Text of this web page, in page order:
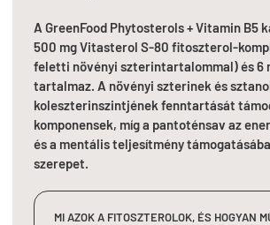
A GreenFood Phytosterols + Vitamin B5
500 mg Vitasterol S-80 fitoszterol-
feletti növényi szterintartalommal) és 6
tartalmaz. A növényi szterinek és
koleszterinszintjének fenntartását
komponensek, míg a pantoténsav az
és a mentális teljesítmény
szerepet.
MI AZOK A FITOSZTEROLOK, ÉS HOGYAN